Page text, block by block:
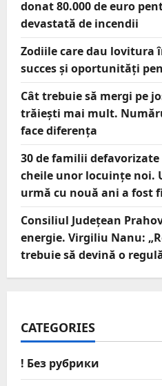
donat 80.000 de euro
devastată de incendii
Zodiile care dau lovitura
succes și oportunități
Cât trebuie să mergi pe
trăiești mai mult.
face diferența
30 de familii
cheile unor locuințe noi.
urmă cu nouă ani a fost
Consiliul Județean
energie. Virgiliu Nanu:
trebuie să devină o
CATEGORIES
! Без рубрики